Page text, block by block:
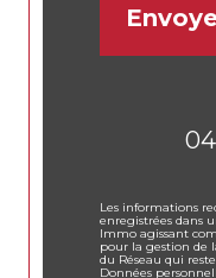
Les informations
enregistrées dans
Immo agissant
pour la gestion de
du Réseau qui
Données